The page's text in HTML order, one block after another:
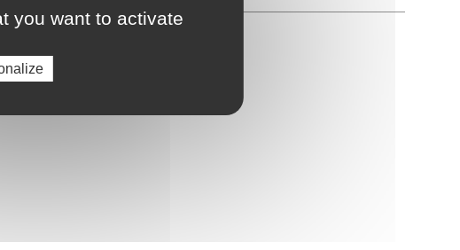
gauche le logo Squid Game.
you want to activate